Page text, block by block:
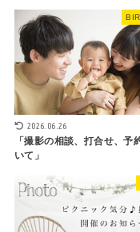
2026.06.26
「撮影の相談、打合せ、予
いて」